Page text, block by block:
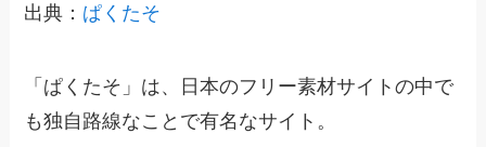
出典： ぱくたそ
「ぱくたそ」は、日本のフリー素材サイトの中で
も独自路線なことで有名なサイト。